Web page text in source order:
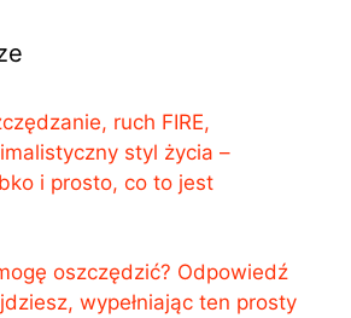
ruch FIRE,
styl życia –
i prosto, co to jest
oszczędzić? Odpowiedź
wypełniając ten prosty